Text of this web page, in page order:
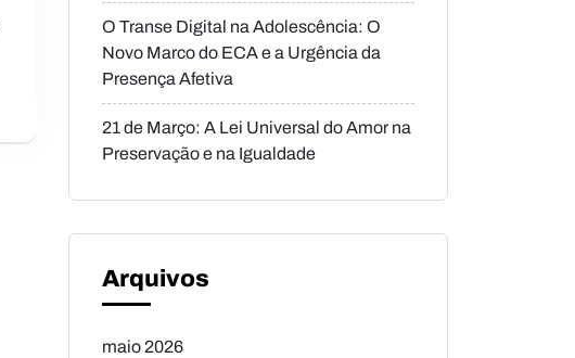
O Transe Digital na Adolescência: O
Novo Marco do ECA e a Urgência da
Presença Afetiva
21 de Março: A Lei Universal do Amor na
Preservação e na Igualdade
Arquivos
maio 2026